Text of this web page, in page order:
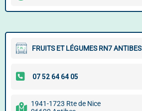
FRUITS ET LÉGUMES RN7 ANTIBES
1941-1723 Rte de Nice